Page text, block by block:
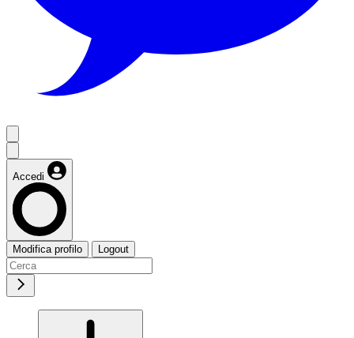
Accedi
Modifica profilo Logout